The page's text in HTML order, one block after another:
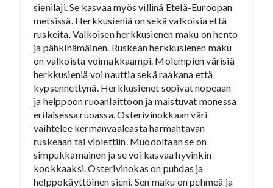
sienilaji. Se kasvaa myös villinä Etelä-Euroopan
metsissä. Herkkusieniä on sekä valkoisia että
ruskeita. Valkoisen herkkusienen maku on hento
ja pähkinämäinen. Ruskean herkkusienen maku
on valkoista voimakkaampi. Molempien värisiä
herkkusieniä voi nauttia sekä raakana että
kypsennettynä. Herkkusienet sopivat nopeaan
ja helppoon ruoanlaittoon ja maistuvat monessa
erilaisessa ruoassa. Osterivinokkaan väri
vaihtelee kermanvaaleasta harmahtavan
ruskeaan tai violettiin. Muodoltaan se on
simpukkamainen ja se voi kasvaa hyvinkin
kookkaaksi. Osterivinokas on puhdas ja
helppokäyttöinen sieni. Sen maku on pehmeä ja